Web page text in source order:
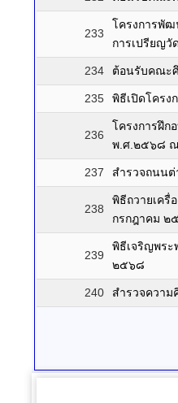
233
โครงการพั
การเปรียญ
234 ต้อนรับคณะ
235 พิธีเปิดโคร
236
โครงการฝึก
พ.ศ.๒๕๖๘ ณ
237 สำรวจถนนต่
238
พิธีถวายเครื่
กรกฎาคม ๒
239
พิธีเจริญพร
๒๕๖๘
240 สำรวจความ